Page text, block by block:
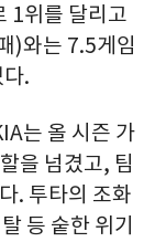
1위를 달리고
)와는 7.5게임
.
는 올 시즌 가
을 넘겼고, 팀
. 투타의 조화
등 숱한 위기